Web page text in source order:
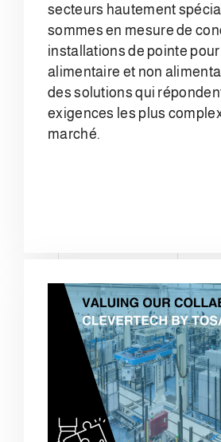
secteurs hautement
sommes en mesure de
installations de pointe
alimentaire et non
des solutions qui
exigences les plus
marché.